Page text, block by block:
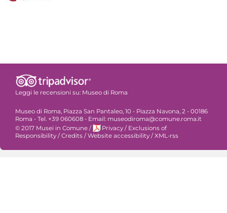
Leggi le recensioni su: Museo di Roma
Museo di Roma, Piazza San Pantaleo, 10 - Piazza Navona, 2 - 00186
Roma - Tel. +39 060608 - Email: museodiroma@comune.roma.it
© 2017 Musei in Comune / Privacy / Exclusions of
Responsibility / Credits / Website accessibility / XML-rss